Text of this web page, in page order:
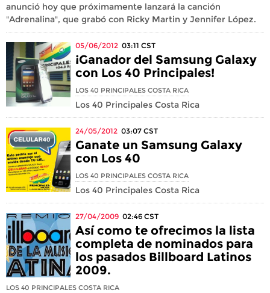
anunció hoy que próximamente lanzará la canción
"Adrenalina", que grabó con Ricky Martin y Jennifer López.
05/06/2012 03:11 CST
¡Ganador del Samsung Galaxy
con Los 40 Principales!
LOS 40 PRINCIPALES COSTA RICA
Los 40 Principales Costa Rica
24/05/2012 03:07 CST
Ganate un Samsung Galaxy
con Los 40
LOS 40 PRINCIPALES COSTA RICA
Los 40 Principales Costa Rica
27/04/2009 02:46 CST
Así como te ofrecimos la lista
completa de nominados para
los pasados Billboard Latinos
2009.
LOS 40 PRINCIPALES COSTA RICA